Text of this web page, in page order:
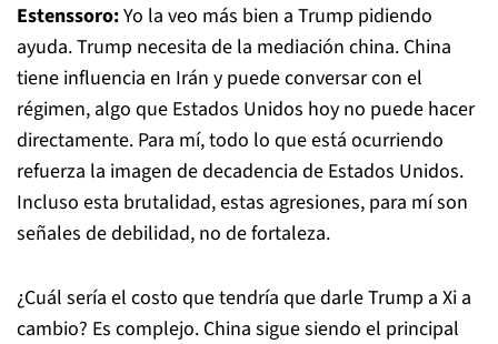
Estenssoro:Yo la veo más bien a Trump pidiendo
ayuda. Trump necesita de la mediación china. China
tiene influencia en Irán y puede conversar con el
régimen, algo que Estados Unidos hoy no puede hacer
directamente. Para mí, todo lo que está ocurriendo
refuerza la imagen de decadencia de Estados Unidos.
Incluso esta brutalidad, estas agresiones, para mí son
señales de debilidad, no de fortaleza.
¿Cuál sería el costo que tendría que darle Trump a Xi a
cambio? Es complejo. China sigue siendo el principal